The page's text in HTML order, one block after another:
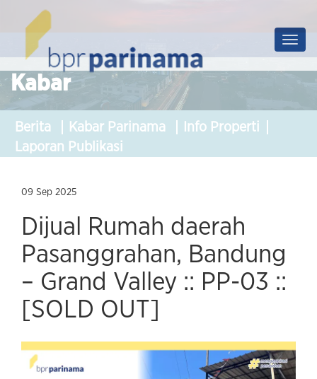
Prof
Kabar
Berita Kabar Parinama
Info Properti
Laporan Publikasi
09 Sep 2025
Dijual Rumah daerah
Pasanggrahan, Bandung
– Grand Valley :: PP-03 ::
[SOLD OUT]